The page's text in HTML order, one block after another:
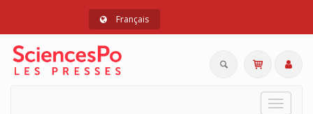
Français
Toggle